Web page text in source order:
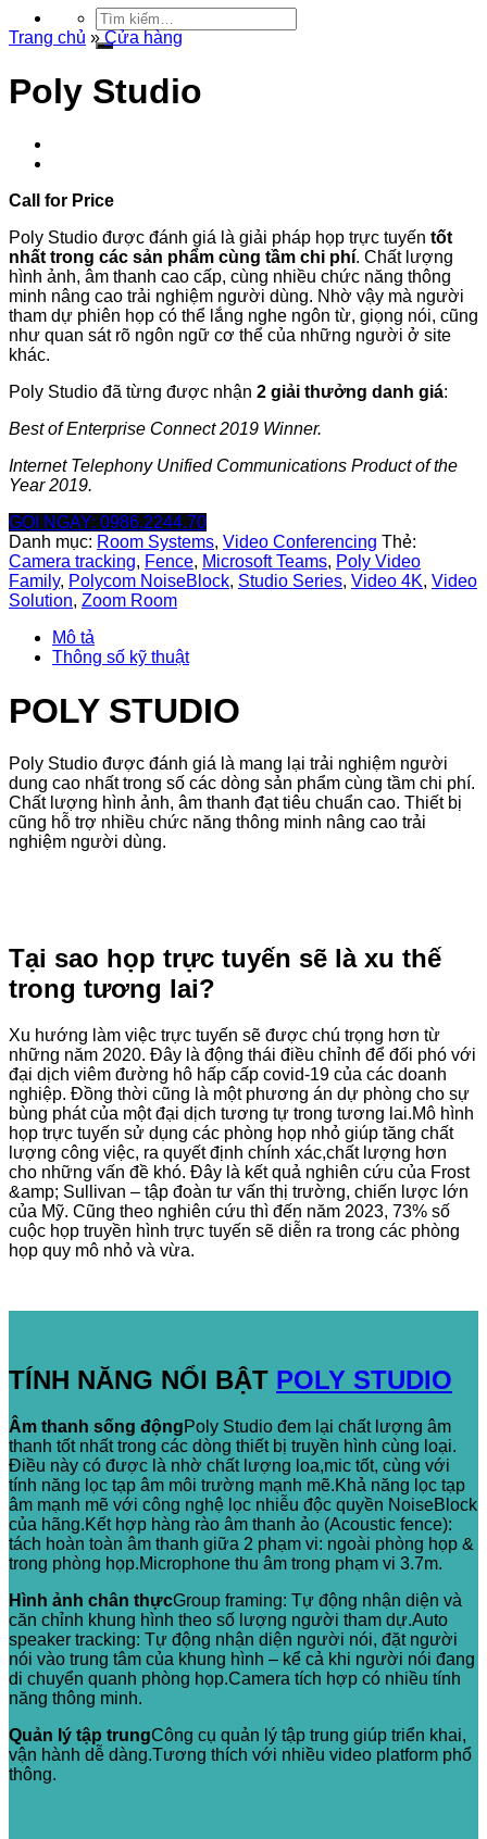
Tìm
kiếm:
Trang chủ » Cửa hàng
Poly Studio
Call for Price
Poly Studio được đánh giá là giải pháp họp trực tuyến tốt
nhất trong các sản phẩm cùng tầm chi phí. Chất lượng
hình ảnh, âm thanh cao cấp, cùng nhiều chức năng thông
minh nâng cao trải nghiệm người dùng. Nhờ vậy mà người
tham dự phiên họp có thể lắng nghe ngôn từ, giọng nói, cũng
như quan sát rõ ngôn ngữ cơ thể của những người ở site
khác.
Poly Studio đã từng được nhận 2 giải thưởng danh giá:
Best of Enterprise Connect 2019 Winner.
Internet Telephony Unified Communications Product of the
Year 2019.
GỌI NGAY: 0986.2244.70
Danh mục: Room Systems, Video Conferencing Thẻ:
Camera tracking, Fence, Microsoft Teams, Poly Video
Family, Polycom NoiseBlock, Studio Series, Video 4K, Video
Solution, Zoom Room
Mô tả
Thông số kỹ thuật
POLY STUDIO
Poly Studio được đánh giá là mang lại trải nghiệm người
dung cao nhất trong số các dòng sản phẩm cùng tầm chi phí.
Chất lượng hình ảnh, âm thanh đạt tiêu chuẩn cao. Thiết bị
cũng hỗ trợ nhiều chức năng thông minh nâng cao trải
nghiệm người dùng.
Tại sao họp trực tuyến sẽ là xu thế
trong tương lai?
Xu hướng làm việc trực tuyến sẽ được chú trọng hơn từ
những năm 2020. Đây là động thái điều chỉnh để đối phó với
đại dịch viêm đường hô hấp cấp covid-19 của các doanh
nghiệp. Đồng thời cũng là một phương án dự phòng cho sự
bùng phát của một đại dịch tương tự trong tương lai.Mô hình
họp trực tuyến sử dụng các phòng họp nhỏ giúp tăng chất
lượng công việc, ra quyết định chính xác,chất lượng hơn
cho những vấn đề khó. Đây là kết quả nghiên cứu của Frost
&amp; Sullivan – tập đoàn tư vấn thị trường, chiến lược lớn
của Mỹ. Cũng theo nghiên cứu thì đến năm 2023, 73% số
cuộc họp truyền hình trực tuyến sẽ diễn ra trong các phòng
họp quy mô nhỏ và vừa.
TÍNH NĂNG NỔI BẬT POLY STUDIO
Âm thanh sống độngPoly Studio đem lại chất lượng âm
thanh tốt nhất trong các dòng thiết bị truyền hình cùng loại.
Điều này có được là nhờ chất lượng loa,mic tốt, cùng với
tính năng lọc tạp âm môi trường mạnh mẽ.Khả năng lọc tạp
âm mạnh mẽ với công nghệ lọc nhiễu độc quyền NoiseBlock
của hãng.Kết hợp hàng rào âm thanh ảo (Acoustic fence):
tách hoàn toàn âm thanh giữa 2 phạm vi: ngoài phòng họp &
trong phòng họp.Microphone thu âm trong phạm vi 3.7m.
Hình ảnh chân thựcGroup framing: Tự động nhận diện và
căn chỉnh khung hình theo số lượng người tham dự.Auto
speaker tracking: Tự động nhận diện người nói, đặt người
nói vào trung tâm của khung hình – kể cả khi người nói đang
di chuyển quanh phòng họp.Camera tích hợp có nhiều tính
năng thông minh.
Quản lý tập trungCông cụ quản lý tập trung giúp triển khai,
vận hành dễ dàng.Tương thích với nhiều video platform phổ
thông.